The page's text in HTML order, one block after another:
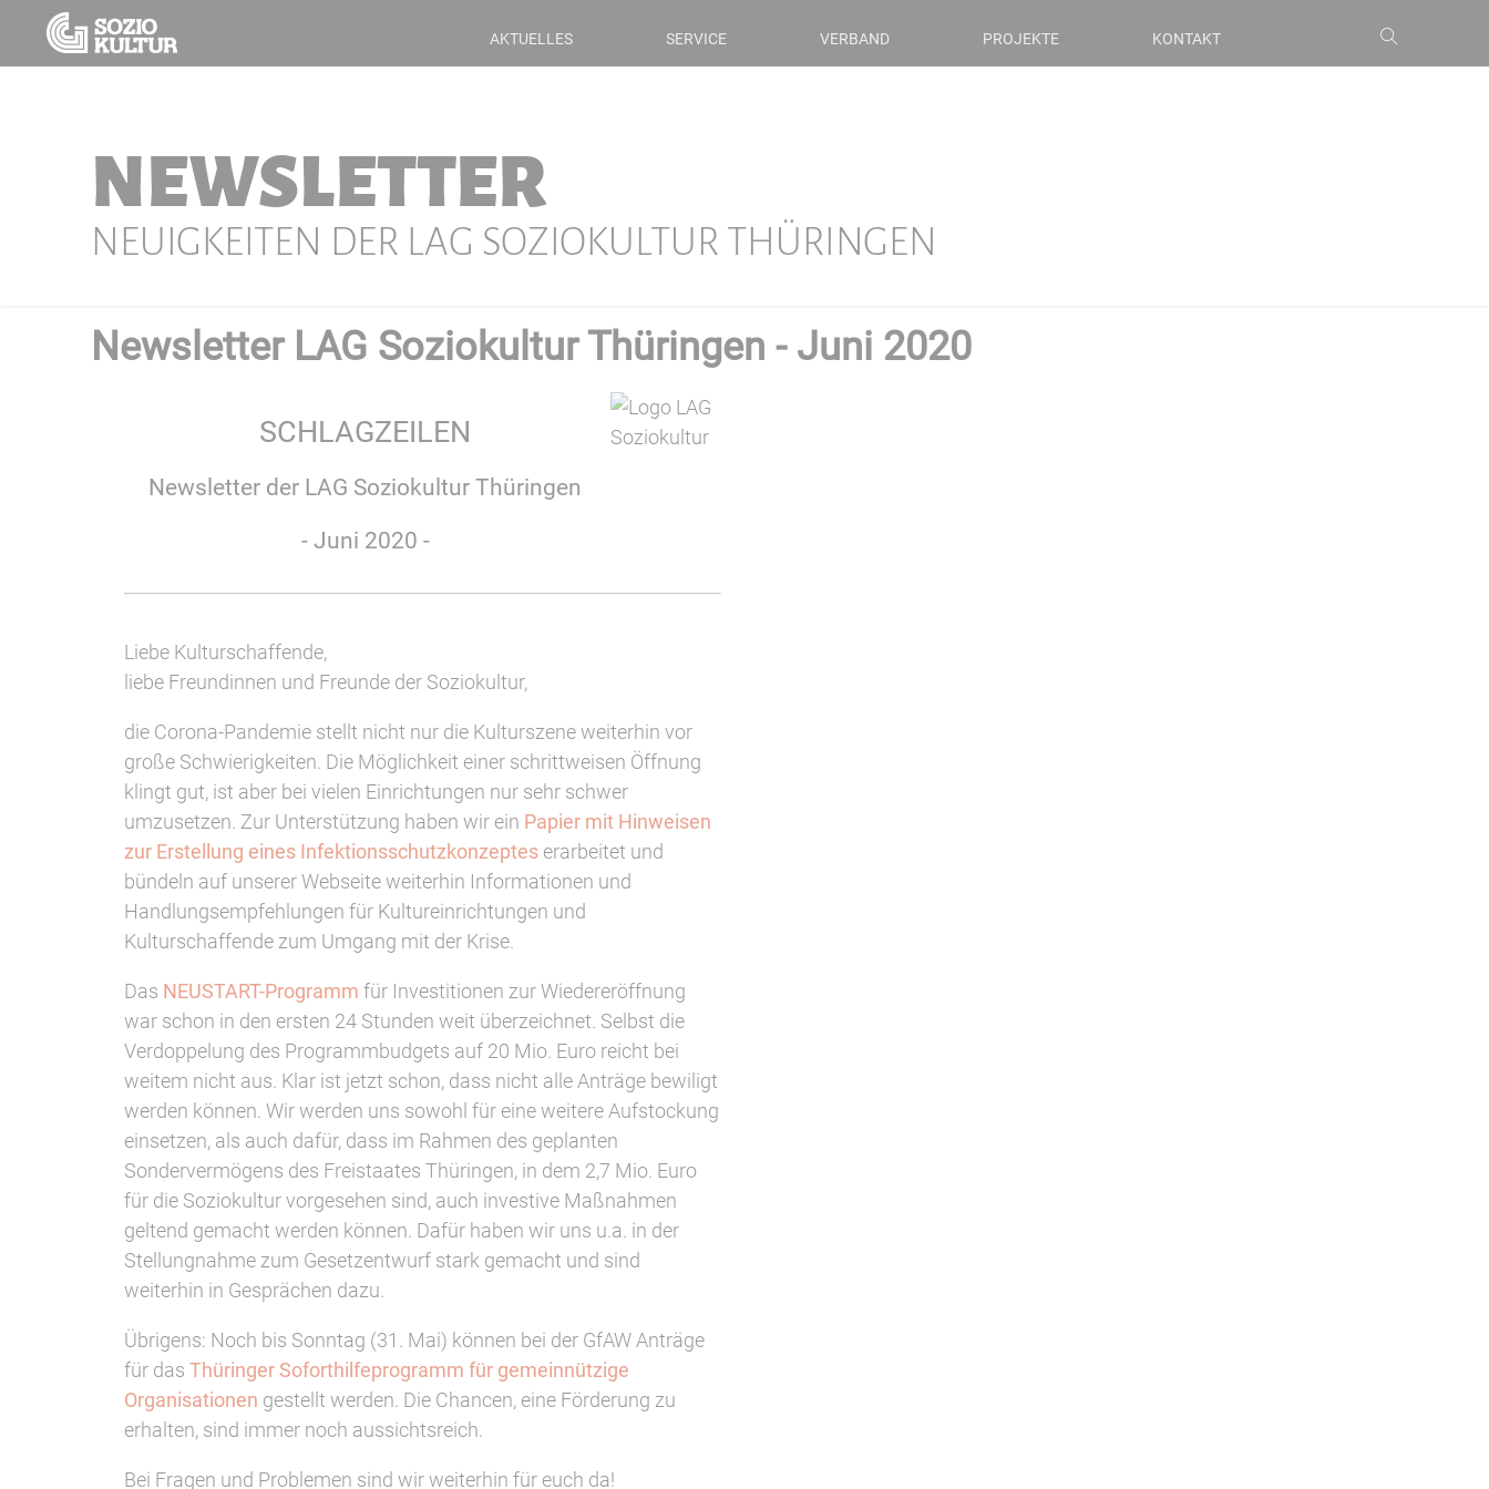
AKTUELLES SERVICE VERBAND PROJEKTE KONTAKT
NEWSLETTER
NEUIGKEITEN DER LAG SOZIOKULTUR THÜRINGEN
Newsletter LAG Soziokultur Thüringen - Juni 2020
SCHLAGZEILEN
Newsletter der LAG Soziokultur Thüringen
- Juni 2020 -
Liebe Kulturschaffende,
liebe Freundinnen und Freunde der Soziokultur,
die Corona-Pandemie stellt nicht nur die Kulturszene weiterhin vor
große Schwierigkeiten. Die Möglichkeit einer schrittweisen Öffnung
klingt gut, ist aber bei vielen Einrichtungen nur sehr schwer
umzusetzen. Zur Unterstützung haben wir ein Papier mit Hinweisen
zur Erstellung eines Infektionsschutzkonzeptes erarbeitet und
bündeln auf unserer Webseite weiterhin Informationen und
Handlungsempfehlungen für Kultureinrichtungen und
Kulturschaffende zum Umgang mit der Krise.
Das NEUSTART-Programm für Investitionen zur Wiedereröffnung
war schon in den ersten 24 Stunden weit überzeichnet. Selbst die
Verdoppelung des Programmbudgets auf 20 Mio. Euro reicht bei
weitem nicht aus. Klar ist jetzt schon, dass nicht alle Anträge bewiligt
werden können. Wir werden uns sowohl für eine weitere Aufstockung
einsetzen, als auch dafür, dass im Rahmen des geplanten
Sondervermögens des Freistaates Thüringen, in dem 2,7 Mio. Euro
für die Soziokultur vorgesehen sind, auch investive Maßnahmen
geltend gemacht werden können. Dafür haben wir uns u.a. in der
Stellungnahme zum Gesetzentwurf stark gemacht und sind
weiterhin in Gesprächen dazu.
Übrigens: Noch bis Sonntag (31. Mai) können bei der GfAW Anträge
für das Thüringer Soforthilfeprogramm für gemeinnützige
Organisationen gestellt werden. Die Chancen, eine Förderung zu
erhalten, sind immer noch aussichtsreich.
Bei Fragen und Problemen sind wir weiterhin für euch da!